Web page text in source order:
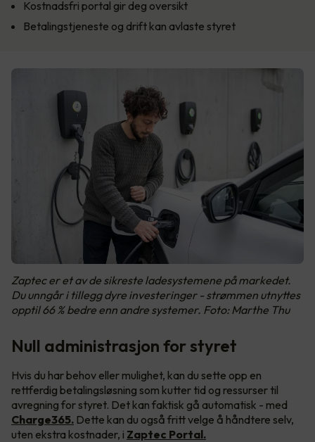
Kostnadsfri portal gir deg oversikt
Betalingstjeneste og drift kan avlaste styret
Zaptec er et av de sikreste ladesystemene på markedet.
Du unngår i tillegg dyre investeringer - strømmen utnyttes
opptil 66 % bedre enn andre systemer. Foto: Marthe Thu
Null administrasjon for styret
Hvis du har behov eller mulighet, kan du sette opp en
rettferdig betalingsløsning som kutter tid og ressurser til
avregning for styret. Det kan faktisk gå automatisk - med
Charge365. Dette kan du også fritt velge å håndtere selv,
uten ekstra kostnader, i Zaptec Portal.